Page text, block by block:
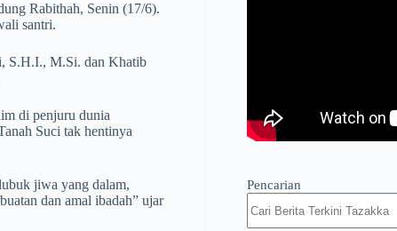
Rabithah, Senin (17/6).
santri.
S.H.I., M.Si. dan Khatib
di penjuru dunia
Suci tak hentinya
jiwa yang dalam,
dan amal ibadah” ujar
Pencarian